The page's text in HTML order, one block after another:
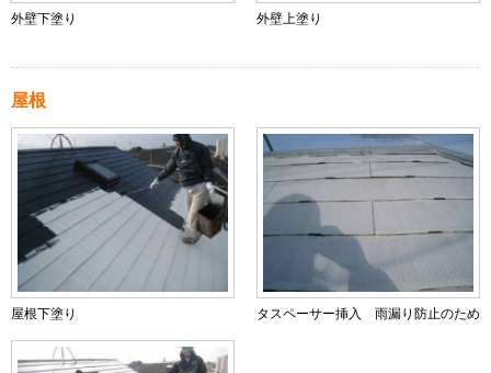
外壁下塗り 外壁上塗り
屋根
屋根下塗り タスペーサー挿入 雨漏り防止のため